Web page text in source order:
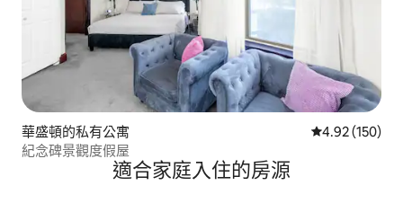
華盛頓的私有公寓 從 150 則評價
4.92 (150)
紀念碑景觀度假屋
適合家庭入住的房源